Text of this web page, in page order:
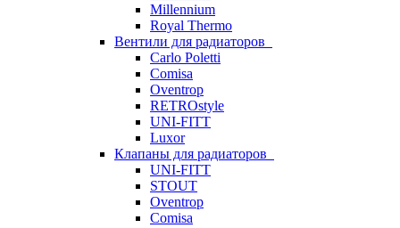
Millennium
Royal Thermo
Вентили для радиаторов
Carlo Poletti
Comisa
Oventrop
RETROstyle
UNI-FITT
Luxor
Клапаны для радиаторов
UNI-FITT
STOUT
Oventrop
Comisa